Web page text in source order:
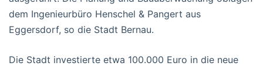
dem Ingenieurbüro Henschel & Pangert aus
Eggersdorf, so die Stadt Bernau.
Die Stadt investierte etwa 100.000 Euro in die neue